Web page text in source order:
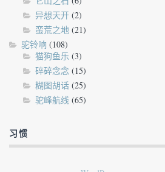
异想天开 (2)
蛮荒之地 (21)
驼铃响 (108)
猫狗鱼乐 (3)
碎碎念念 (15)
糊图胡话 (25)
驼峰航线 (65)
习惯